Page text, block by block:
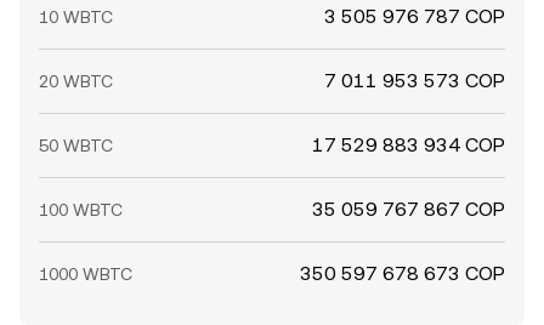
10 WBTC 3 505 976 787 COP
20 WBTC 7 011 953 573 COP
50 WBTC 17 529 883 934 COP
100 WBTC 35 059 767 867 COP
1000 WBTC 350 597 678 673 COP